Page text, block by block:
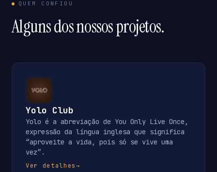
QUEM CONFIOU
Alguns dos nossos projetos.
Yolo Club
Yolo é a abreviação de You Only Live Once,
expressão da língua inglesa que significa
“aproveite a vida, pois só se vive uma
vez”.
Ver detalhes→